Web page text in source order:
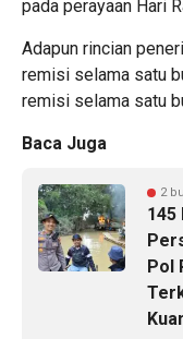
pada perayaan Hari
Adapun rincian
remisi selama satu
remisi selama satu
Baca Juga
2
145
Pol